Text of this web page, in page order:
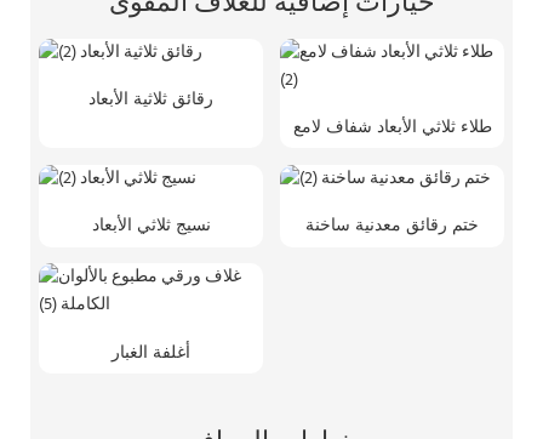
رقائق ثلاثية الأبعاد
طلاء ثلاثي الأبعاد شفاف لامع
نسيج ثلاثي الأبعاد ختم رقائق معدنية ساخنة
أغلفة الغبار